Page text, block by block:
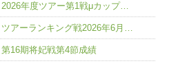
2026年度ツアー第1戦μカップ…
ツアーランキング戦2026年6月…
第16期将妃戦第4節成績